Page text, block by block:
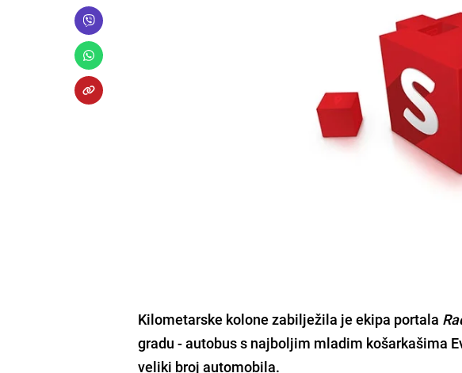
Kilometarske kolone zabilježila je ekipa portala
gradu -autobus s najboljim mladim košarkašima
veliki broj automobila.